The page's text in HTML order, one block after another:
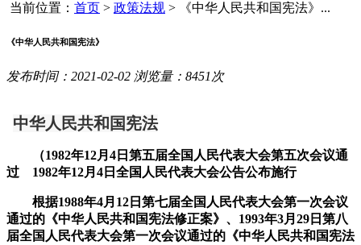
当前位置： 首页 > 政策法规 > 《中华人民共和国宪法》...
《中华人民共和国宪法》
发布时间：2021-02-02 浏览量：8451次
中华人民共和国宪法
（1982年12月 4 日第五届全国人民代表大会第五次会议通
过 1982年12月 4 日全国人民代表大会公告公布施行
根据1988年4月 12 日第七届全国人民代表大会第一次会议
通过的《中华人民共和国宪法修正案》、 1993年3月 29 日第八
届全国人民代表大会第一次会议通过的《中华人民共和国宪法